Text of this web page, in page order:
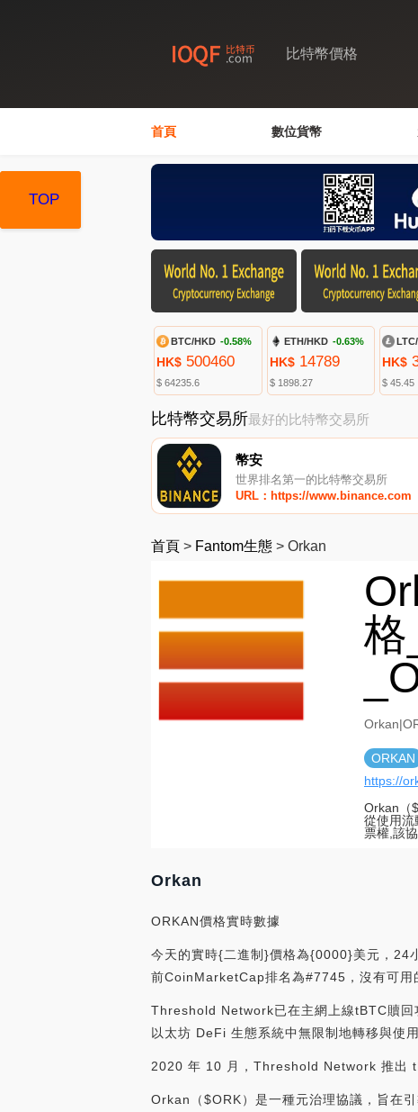
比特幣價格
首頁 數位貨幣
BTC/HKD -0.58%
HK$ 500460
$ 64235.6
ETH/HKD -0.63%
HK$14789
$ 1898.27
HK$
$ 45.45
比特幣交易所最好的比特幣交易所
幣安
世界排名第一的比特幣交易所
URL：https://www.binance.com
首頁 > Fantom生態 > Orkan
格
ORKAN
https://
Orkan（
從使用流
票權,該
Orkan
ORKAN價格實時數據
今天的實時{二進制}價格為{0000}美元，24
前CoinMarketCap排名為#7745，沒有可用
Threshold Network已在主網上線tBTC贖
以太坊 DeFi 生態系統中無限制地轉移與使
2020 年 10 月，Threshold Network 推出
Orkan（$ORK）是一種元治理協議，旨在
TOP
TOP
TOP